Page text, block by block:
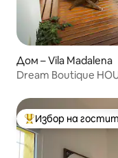
Дом – Vila Madalena
Dream Boutique
Най-популярен
Избор на